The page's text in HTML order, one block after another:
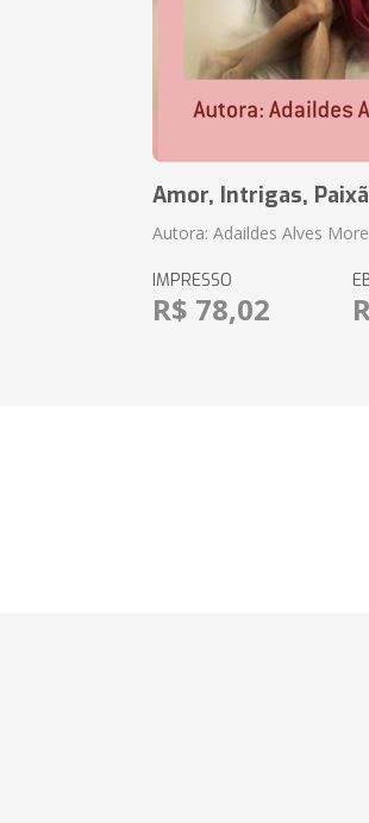
Amor, Intrigas,
Autora: Adaildes Alves
IMPRESSO
R$ 78,02